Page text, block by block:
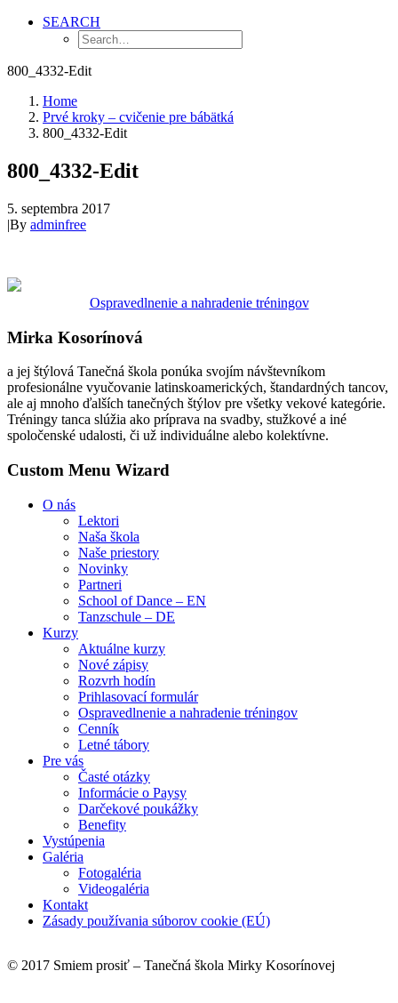
SEARCH
800_4332-Edit
Home
Prvé kroky – cvičenie pre bábätká
800_4332-Edit
800_4332-Edit
5. septembra 2017
|By adminfree
Ospravedlnenie a nahradenie tréningov
Mirka Kosorínová
a jej štýlová Tanečná škola ponúka svojím návštevníkom
profesionálne vyučovanie latinskoamerických, štandardných tancov,
ale aj mnoho ďalších tanečných štýlov pre všetky vekové kategórie.
Tréningy tanca slúžia ako príprava na svadby, stužkové a iné
spoločenské udalosti, či už individuálne alebo kolektívne.
Custom Menu Wizard
O nás
Lektori
Naša škola
Naše priestory
Novinky
Partneri
School of Dance – EN
Tanzschule – DE
Kurzy
Aktuálne kurzy
Nové zápisy
Rozvrh hodín
Prihlasovací formulár
Ospravedlnenie a nahradenie tréningov
Cenník
Letné tábory
Pre vás
Časté otázky
Informácie o Paysy
Darčekové poukážky
Benefity
Vystúpenia
Galéria
Fotogaléria
Videogaléria
Kontakt
Zásady používania súborov cookie (EÚ)
© 2017 Smiem prosiť – Tanečná škola Mirky Kosorínovej